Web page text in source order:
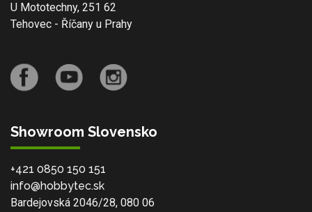
U Mototechny, 251 62
Tehovec - Říčany u Prahy
Showroom Slovensko
+421 0850 150 151
info@hobbytec.sk
Bardejovská 2046/28, 080 06